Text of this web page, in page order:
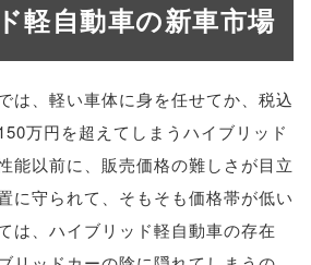
軽自動車の新車市場
は、軽い車体に身を任せてか、税込
万円を超えてしまうハイブリッド
能以前に、販売価格の難しさが目立
に守られて、そもそも価格帯が低い
は、ハイブリッド軽自動車の存在